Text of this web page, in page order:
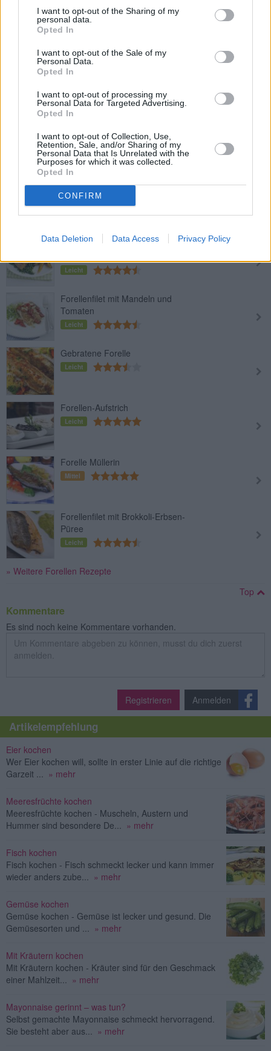
I want to opt-out of the Sharing of my
personal data.
Opted In
I want to opt-out of the Sale of my
Personal Data.
Opted In
I want to opt-out of processing my
Personal Data for Targeted Advertising.
Opted In
I want to opt-out of Collection, Use,
Retention, Sale, and/or Sharing of my
Personal Data that Is Unrelated with the
Purposes for which it was collected.
Opted In
CONFIRM
Data Deletion Data Access Privacy Policy
Forelle blau
Mittel
Gegrillte Forelle
Leicht
Forelle vom Grill
Forellenfilet auf Spinatbett mit
Leicht
Forellenfilet mit Mandeln und
Tomaten
Leicht
Gebratene Forelle
Leicht
Forellen-Aufstrich
Leicht
Forelle Müllerin
Mittel
Forellenfilet mit Brokkoli-Erbsen-
Püree
Leicht
» Weitere Forellen Rezepte
Top
Kommentare
Es sind noch keine Kommentare vorhanden.
Registrieren Anmelden
Artikelempfehlung
Eier kochen
Wer Eier kochen will, sollte in erster Linie auf die richtige
Garzeit ...
» mehr
Meeresfrüchte kochen
Meeresfrüchte kochen - Muscheln, Austern und
Hummer sind besondere De...
» mehr
Fisch kochen
Fisch kochen - Fisch schmeckt lecker und kann immer
wieder anders zube...
» mehr
Gemüse kochen
Gemüse kochen - Gemüse ist lecker und gesund. Die
Gemüsesorten und ...
» mehr
Mit Kräutern kochen
Mit Kräutern kochen - Kräuter sind für den Geschmack
einer Mahlzeit...
» mehr
Mayonnaise gerinnt – was tun?
Selbst gemachte Mayonnaise schmeckt hervorragend.
Sie besteht aber aus...
» mehr